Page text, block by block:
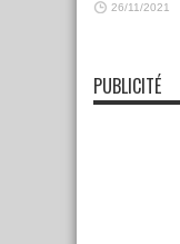
26/11/2021
PUBLICITÉ